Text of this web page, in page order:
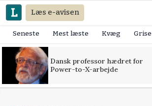
Læs e-avisen
Seneste Mest læste Kvæg Grise
Dansk professor hædret for
Power-to-X-arbejde